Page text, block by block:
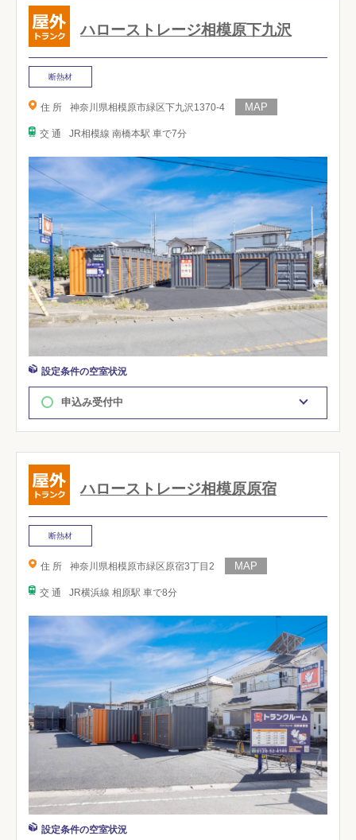
ハローストレージ相模原下九沢
断熱材
住 所 神奈川県相模原市緑区下九沢1370-4
交 通 JR相模線 南橋本駅 車で7分
設定条件の空室状況
申込み受付中
ハローストレージ相模原原宿
断熱材
住 所 神奈川県相模原市緑区原宿3丁目2
交 通 JR横浜線 相原駅 車で8分
設定条件の空室状況